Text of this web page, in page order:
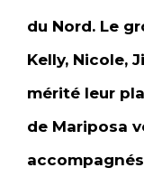
du Nord. Le
Kelly, Nicole,
mérité leur
de Mariposa